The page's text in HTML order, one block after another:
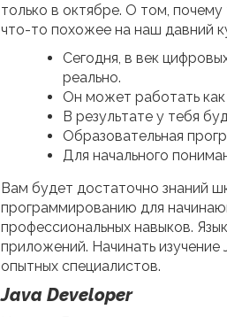
только в октябре. О том,
что-то похожее на наш давний
Сегодня, в век
реально.
Он может работать
В результате у тебя
Образовательная
Для начального
Вам будет достаточно знаний
программированию для
профессиональных навыков.
приложений. Начинать
опытных специалистов.
Java Developer